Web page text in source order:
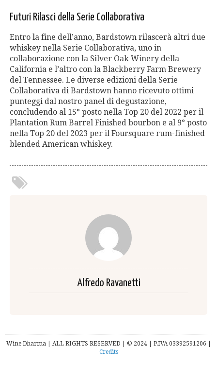
Futuri Rilasci della Serie Collaborativa
Entro la fine dell’anno, Bardstown rilascerà altri due
whiskey nella Serie Collaborativa, uno in
collaborazione con la Silver Oak Winery della
California e l’altro con la Blackberry Farm Brewery
del Tennessee. Le diverse edizioni della Serie
Collaborativa di Bardstown hanno ricevuto ottimi
punteggi dal nostro panel di degustazione,
concludendo al 15° posto nella Top 20 del 2022 per il
Plantation Rum Barrel Finished bourbon e al 9° posto
nella Top 20 del 2023 per il Foursquare rum-finished
blended American whiskey.
Alfredo Ravanetti
Wine Dharma | ALL RIGHTS RESERVED | © 2024 | P.IVA 03392591206 |
Credits